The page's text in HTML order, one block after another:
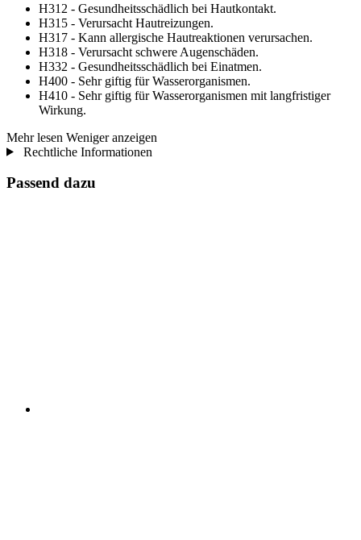
H312 - Gesundheitsschädlich bei Hautkontakt.
H315 - Verursacht Hautreizungen.
H317 - Kann allergische Hautreaktionen verursachen.
H318 - Verursacht schwere Augenschäden.
H332 - Gesundheitsschädlich bei Einatmen.
H400 - Sehr giftig für Wasserorganismen.
H410 - Sehr giftig für Wasserorganismen mit langfristiger
Wirkung.
Mehr lesen Weniger anzeigen
Rechtliche Informationen
Passend dazu